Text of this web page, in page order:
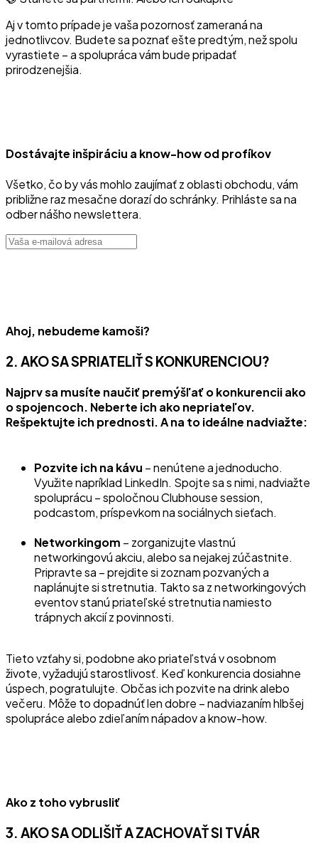
Aj v tomto prípade je vaša pozornosť zameraná na
jednotlivcov. Budete sa poznať ešte predtým, než spolu
vyrastiete – a spolupráca vám bude pripadať
prirodzenejšia.
Dostávajte inšpiráciu a know-how od profíkov
Všetko, čo by vás mohlo zaujímať z oblasti obchodu, vám
približne raz mesačne dorazí do schránky. Prihláste sa na
odber nášho newslettera.
Ahoj, nebudeme kamoši?
2. AKO SA SPRIATELIŤ S KONKURENCIOU?
Najprv sa musíte naučiť premýšľať o konkurencii ako
o spojencoch. Neberte ich ako nepriateľov.
Rešpektujte ich prednosti. A na to ideálne nadviažte:
Pozvite ich na kávu – nenútene a jednoducho.
Využite napríklad LinkedIn. Spojte sa s nimi, nadviažte
spoluprácu – spoločnou Clubhouse session,
podcastom, príspevkom na sociálnych sieťach.
Networkingom – zorganizujte vlastnú
networkingovú akciu, alebo sa nejakej zúčastnite.
Pripravte sa – prejdite si zoznam pozvaných a
naplánujte si stretnutia. Takto sa z networkingových
eventov stanú priateľské stretnutia namiesto
trápnych akcií z povinnosti.
Tieto vzťahy si, podobne ako priateľstvá v osobnom
živote, vyžadujú starostlivosť. Keď konkurencia dosiahne
úspech, pogratulujte. Občas ich pozvite na drink alebo
večeru. Môže to dopadnúť len dobre – nadviazaním hlbšej
spolupráce alebo zdieľaním nápadov a know-how.
Ako z toho vybrusliť
3. AKO SA ODLIŠIŤ A ZACHOVAŤ SI TVÁR